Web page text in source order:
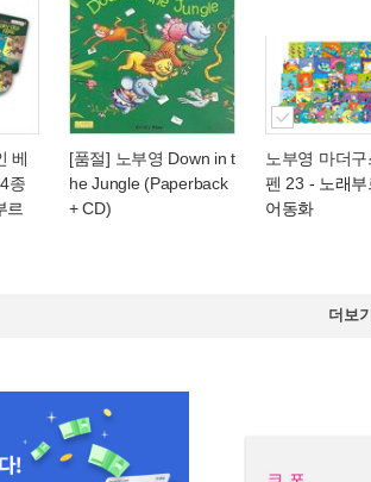
베
종
르
[품절] 노부영 Down in t
he Jungle (Paperback
+ CD)
노부영 마더구
펜 23 - 노래부
어동화
더보기